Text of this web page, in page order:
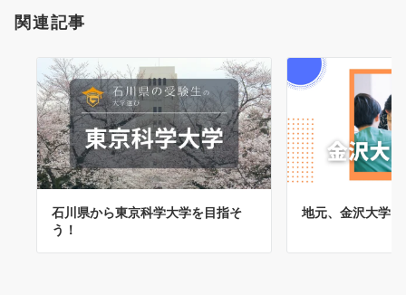
関連記事
石川県から東京科学大学を目指そ
う！
地元、金沢大学